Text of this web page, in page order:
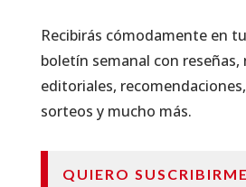
Recibirás cómodamente en
boletín semanal con reseñas,
editoriales,
sorteos y mucho más.
QUIERO SUSCRIBIRME